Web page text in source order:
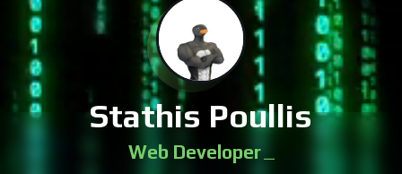
Stathis Poullis
Web Devel|